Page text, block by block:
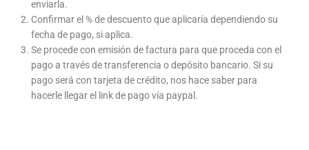
enviarla.
Confirmar el % de descuento que aplicaría dependiendo su
fecha de pago, si aplica.
Se procede con emisión de factura para que proceda con el
pago a través de transferencia o depósito bancario. Si su
pago será con tarjeta de crédito, nos hace saber para
hacerle llegar el link de pago vía paypal.